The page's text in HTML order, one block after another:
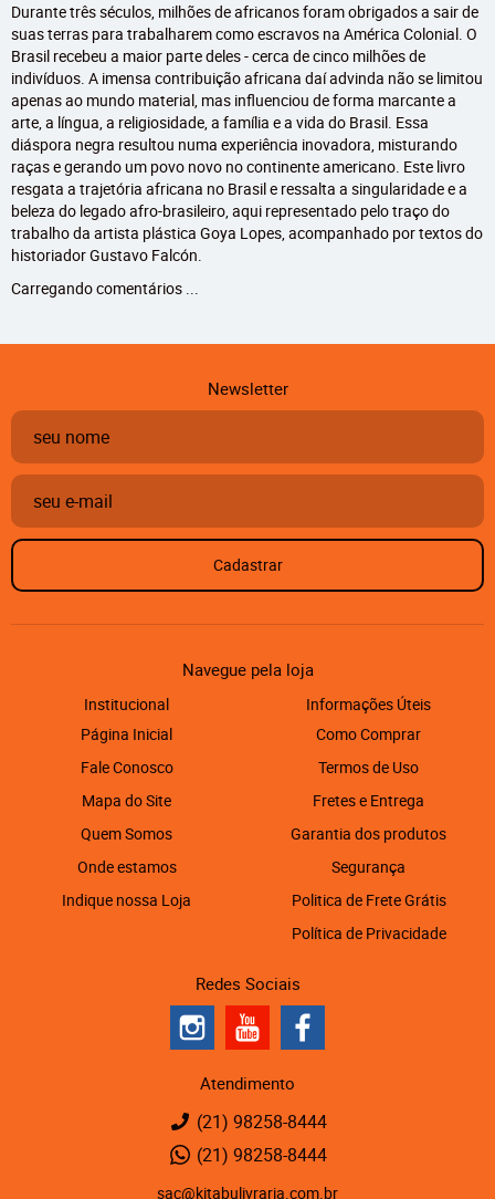
Durante três séculos, milhões de africanos foram obrigados a sair de
suas terras para trabalharem como escravos na América Colonial. O
Brasil recebeu a maior parte deles - cerca de cinco milhões de
indivíduos. A imensa contribuição africana daí advinda não se limitou
apenas ao mundo material, mas influenciou de forma marcante a
arte, a língua, a religiosidade, a família e a vida do Brasil. Essa
diáspora negra resultou numa experiência inovadora, misturando
raças e gerando um povo novo no continente americano. Este livro
resgata a trajetória africana no Brasil e ressalta a singularidade e a
beleza do legado afro-brasileiro, aqui representado pelo traço do
trabalho da artista plástica Goya Lopes, acompanhado por textos do
historiador Gustavo Falcón.
Carregando comentários ...
Newsletter
Cadastrar
Navegue pela loja
Institucional
Página Inicial
Fale Conosco
Mapa do Site
Quem Somos
Onde estamos
Indique nossa Loja
Informações Úteis
Como Comprar
Termos de Uso
Fretes e Entrega
Garantia dos produtos
Segurança
Politica de Frete Grátis
Política de Privacidade
Redes Sociais
Atendimento
(21) 98258-8444
(21) 98258-8444
sac@kitabulivraria.com.br